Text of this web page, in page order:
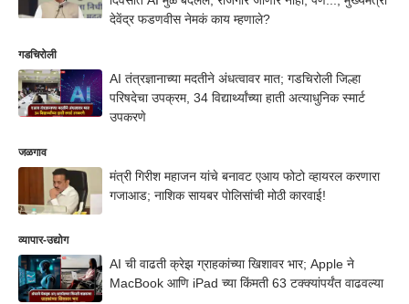
देवेंद्र फडणवीस नेमकं काय म्हणाले?
गडचिरोली
AI तंत्रज्ञानाच्या मदतीने अंधत्वावर मात; गडचिरोली जिल्हा
परिषदेचा उपक्रम, 34 विद्यार्थ्यांच्या हाती अत्याधुनिक स्मार्ट
उपकरणे
जळगाव
मंत्री गिरीश महाजन यांचे बनावट एआय फोटो व्हायरल करणारा
गजाआड; नाशिक सायबर पोलिसांची मोठी कारवाई!
व्यापार-उद्योग
AI ची वाढती क्रेझ ग्राहकांच्या खिशावर भार; Apple ने
MacBook आणि iPad च्या किंमती 63 टक्क्यांपर्यंत वाढवल्या